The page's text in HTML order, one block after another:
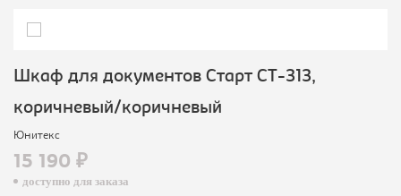
Шкаф для документов Старт СТ-313,
коричневый/коричневый
Юнитекс
15 190 ₽
доступно для заказа